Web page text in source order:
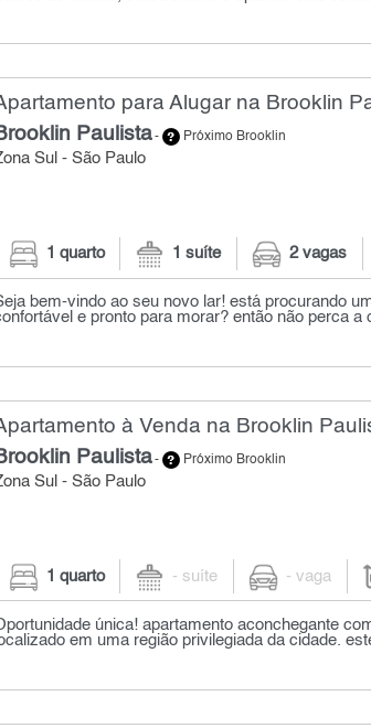
para Alugar na Brooklin
Paulista- Próximo Brooklin
Sul - São Paulo
1 quarto 1 suíte 2 vagas
bem-vindo ao seu novo lar! está procurando
e pronto para morar? então não perca a
à Venda na Brooklin
Paulista- Próximo Brooklin
Sul - São Paulo
1 quarto - suíte - vaga
única! apartamento aconchegante
em uma região privilegiada da cidade.